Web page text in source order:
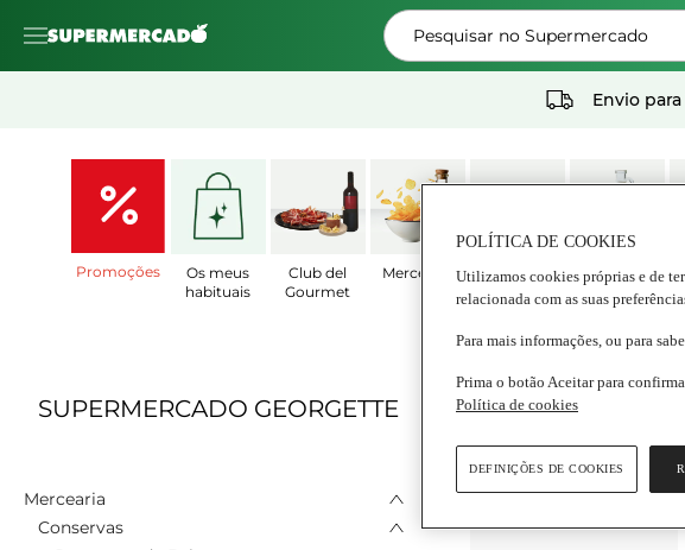
Pesquisar no Supermercado
Envio para
Promoções
Os meus
habituais
Club del
Gourmet
Mercearia
Pratos
Preparados
Lacticínios e
SUPERMERCADO GEORGETTE
Mercearia
Conservas
POLÍTICA DE COOKIES
Utilizamos cookies próprias e de
relacionada com as suas
Para mais informações, ou para
Prima o botão Aceitar para
Política de cookies
DEFINIÇÕES DE COOKIES